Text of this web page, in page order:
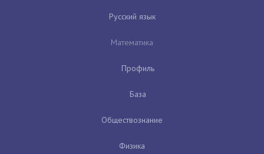
Русский язык
Математика
Профиль
База
Обществознание
Физика